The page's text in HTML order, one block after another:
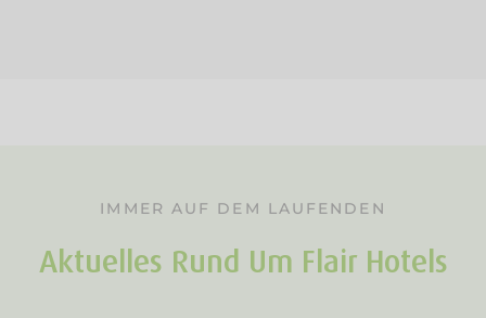
IMMER AUF DEM LAUFENDEN
Aktuelles Rund Um Flair Hotels